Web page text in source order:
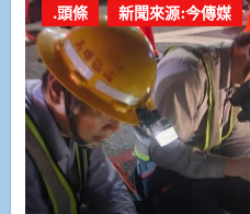
.頭條 新聞來源:今傳媒